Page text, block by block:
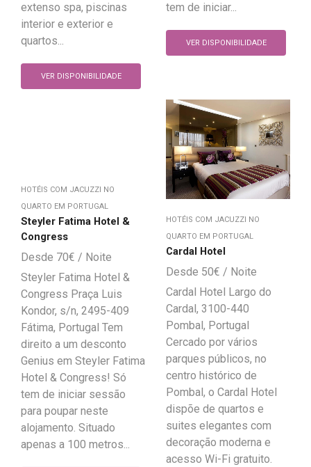
extenso spa, piscinas
interior e exterior e
quartos...
VER DISPONIBILIDADE
tem de iniciar...
VER DISPONIBILIDADE
HOTÉIS COM JACUZZI NO
QUARTO EM PORTUGAL
Steyler Fatima Hotel &
Congress
70€
Steyler Fatima Hotel &
Congress Praça Luis
Kondor, s/n, 2495-409
Fátima, Portugal Tem
direito a um desconto
Genius em Steyler Fatima
Hotel & Congress! Só
tem de iniciar sessão
para poupar neste
alojamento. Situado
apenas a 100 metros...
HOTÉIS COM JACUZZI NO
QUARTO EM PORTUGAL
Cardal Hotel
50€
Cardal Hotel Largo do
Cardal, 3100-440
Pombal, Portugal
Cercado por vários
parques públicos, no
centro histórico de
Pombal, o Cardal Hotel
dispõe de quartos e
suites elegantes com
decoração moderna e
acesso Wi-Fi gratuito.